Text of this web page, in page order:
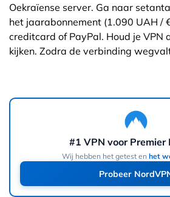
Oekraïense server. Ga naar
het jaarabonnement (1.090 UAH /
creditcard of PayPal. Houd je VPN
kijken. Zodra de verbinding
#1 VPN voor Premier
Wij hebben het getest en het
Probeer